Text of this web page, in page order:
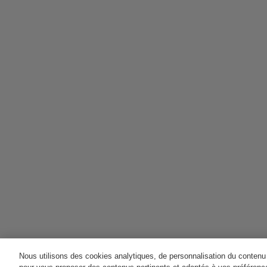
Nous utilisons des cookies analytiques, de personnalisation du